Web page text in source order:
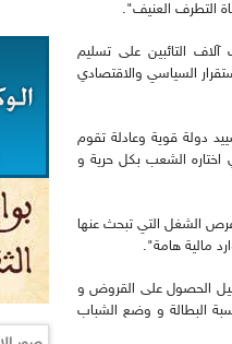
التطرف العنيف".
التائبين على تسليم
السياسي والاقتصادي
دولة قوية وعادلة تقوم
اختاره الشعب بكل حرية و
فرص الشغل التي تبحث عنها
الحصول على القروض و
البطالة و وضع الشباب